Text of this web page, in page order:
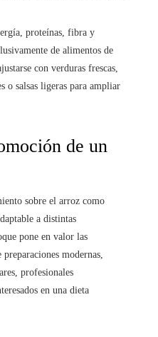
proteínas, fibra y
de alimentos de
con verduras frescas,
o salsas ligeras para ampliar
de un
sobre el arroz como
a distintas
pone en valor las
modernas,
profesionales
en una dieta